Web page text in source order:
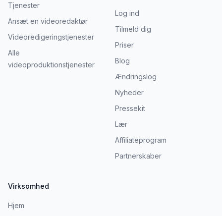
Tjenester
Ansæt en videoredaktør
Videoredigeringstjenester
Alle
videoproduktionstjenester
Log ind
Tilmeld dig
Priser
Blog
Ændringslog
Nyheder
Pressekit
Lær
Affiliateprogram
Partnerskaber
Virksomhed
Hjem